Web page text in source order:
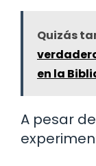
Quizás
en la
A pesar